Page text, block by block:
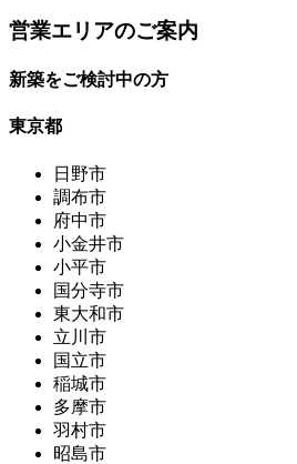
営業エリアのご案内
新築をご検討中の方
東京都
日野市
調布市
府中市
小金井市
小平市
国分寺市
東大和市
立川市
国立市
稲城市
多摩市
羽村市
昭島市